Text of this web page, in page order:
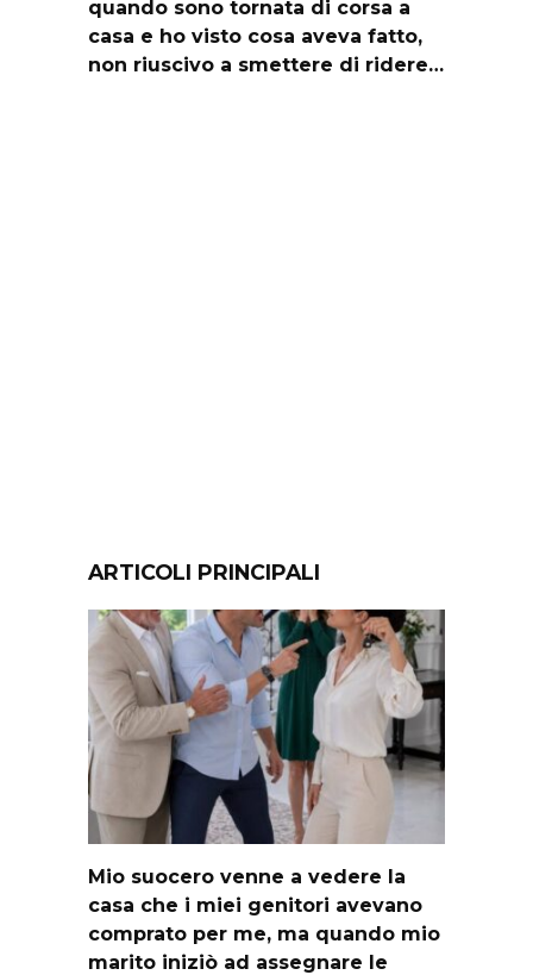
quando sono tornata di corsa a
casa e ho visto cosa aveva fatto,
non riuscivo a smettere di ridere…
ARTICOLI PRINCIPALI
Mio suocero venne a vedere la
casa che i miei genitori avevano
comprato per me, ma quando mio
marito iniziò ad assegnare le